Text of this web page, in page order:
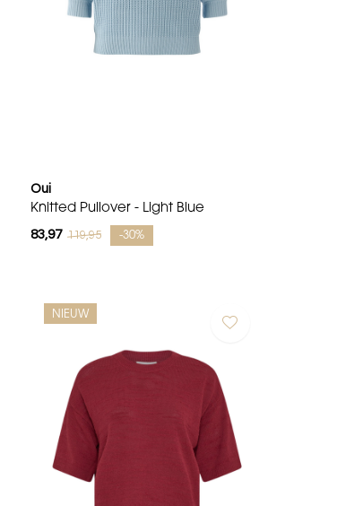
Oui
Knitted Pullover - Light Blue
83,97 119,95 -30%
NIEUW